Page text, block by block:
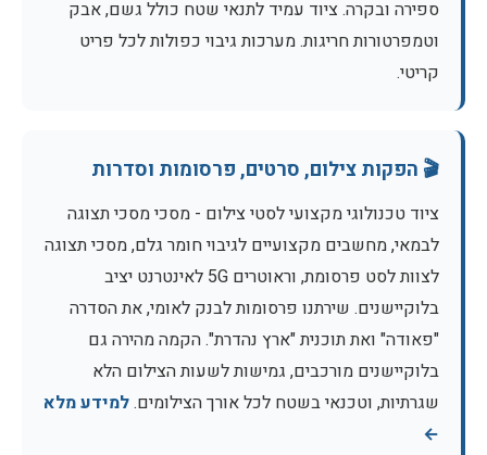
ספירה ובקרה. ציוד עמיד לתנאי שטח כולל גשם, אבק
וטמפרטורות חריגות. מערכות גיבוי כפולות לכל פריט
קריטי.
🎬 הפקות צילום, סרטים, פרסומות וסדרות
ציוד טכנולוגי מקצועי לסטי צילום - מסכי מסכי תצוגה
לבמאי, מחשבים מקצועיים לגיבוי חומר גלם, מסכי תצוגה
לצוות לסט פרסומת, וראוטרים 5G לאינטרנט יציב
בלוקיישנים. שירתנו פרסומות לבנק לאומי, את הסדרה
"פאודה" ואת תוכנית "ארץ נהדרת". הקמה מהירה גם
בלוקיישנים מורכבים, גמישות לשעות הצילום הלא
שגרתיות, וטכנאי בשטח לכל אורך הצילומים.למידע מלא
←